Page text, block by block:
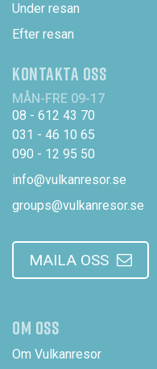
Under resan
Efter resan
KONTAKTA OSS
MÅN-FRE 09-17
08 - 612 43 70
031 - 46 10 65
090 - 12 95 50
info@vulkanresor.se
groups@vulkanresor.se
MAILA OSS
OM OSS
Om Vulkanresor